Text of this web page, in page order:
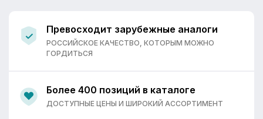
Превосходит зарубежные аналоги
РОССИЙСКОЕ КАЧЕСТВО, КОТОРЫМ МОЖНО
ГОРДИТЬСЯ
Более 400 позиций в каталоге
ДОСТУПНЫЕ ЦЕНЫ И ШИРОКИЙ АССОРТИМЕНТ